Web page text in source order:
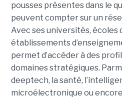
pousses présentes dans le
peuvent compter sur un
Avec ses universités, écoles
établissements
permet d’accéder à des
domaines stratégiques.
deeptech, la santé,
microélectronique ou